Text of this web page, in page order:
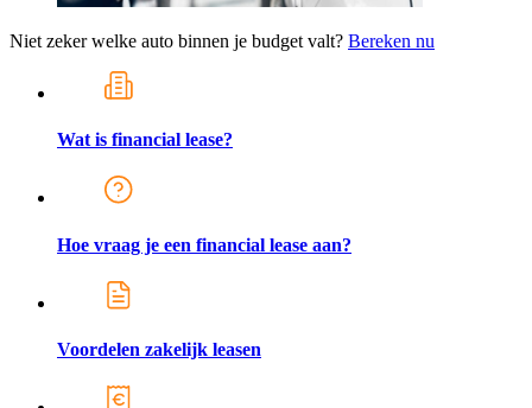
Niet zeker welke auto binnen je budget valt? Bereken nu
Wat is financial lease?
Hoe vraag je een financial lease aan?
Voordelen zakelijk leasen